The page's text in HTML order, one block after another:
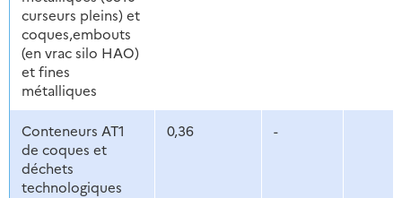
curseurs pleins) et
coques,embouts
(en vrac silo HAO)
et fines
métalliques
Conteneurs AT1
de coques et
déchets
technologiques
0,36 -